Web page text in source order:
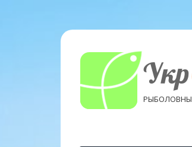
Укр